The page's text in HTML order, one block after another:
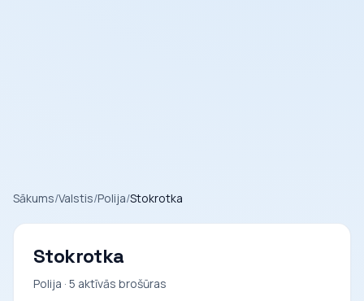
Sākums/Valstis/Polija/Stokrotka
Stokrotka
Polija · 5 aktīvās brošūras